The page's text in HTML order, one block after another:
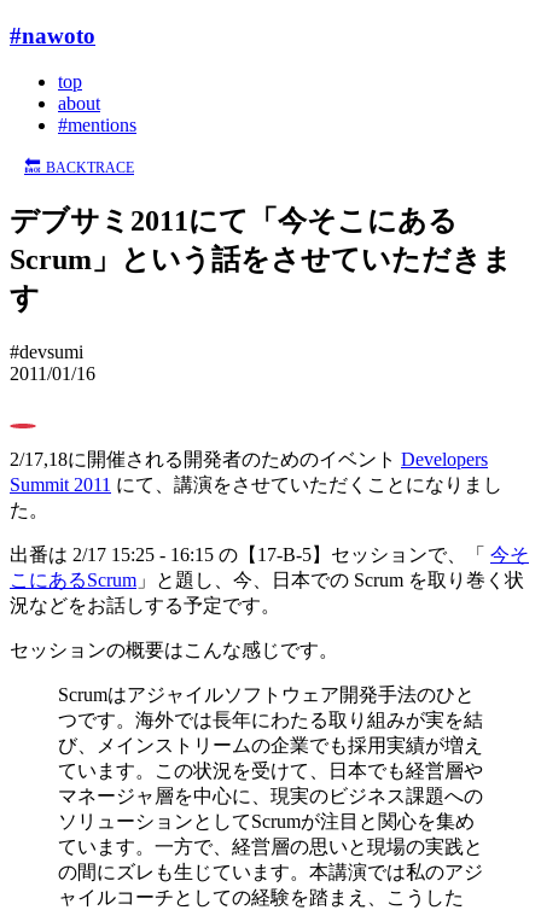
#nawoto
top
about
#mentions
🔙 BACKTRACE
デブサミ2011にて「今そこにある
Scrum」という話をさせていただきま
す
#devsumi
2011/01/16
2/17,18に開催される開発者のためのイベント Developers
Summit 2011 にて、講演をさせていただくことになりまし
た。
出番は 2/17 15:25 - 16:15 の【17-B-5】セッションで、「 今そ
こにあるScrum 」と題し、今、日本での Scrum を取り巻く状
況などをお話しする予定です。
セッションの概要はこんな感じです。
Scrumはアジャイルソフトウェア開発手法のひと
つです。海外では長年にわたる取り組みが実を結
び、メインストリームの企業でも採用実績が増え
ています。この状況を受けて、日本でも経営層や
マネージャ層を中心に、現実のビジネス課題への
ソリューションとしてScrumが注目と関心を集め
ています。一方で、経営層の思いと現場の実践と
の間にズレも生じています。本講演では私のアジ
ャイルコーチとしての経験を踏まえ、こうした